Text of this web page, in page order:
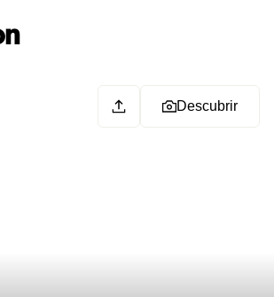
Descubrir